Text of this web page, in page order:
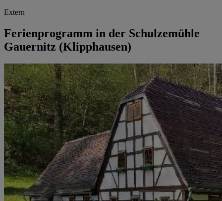
Extern
Ferienprogramm in der Schulzemühle
Gauernitz (Klipphausen)